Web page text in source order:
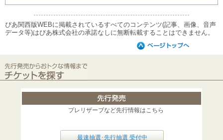
ぴあ関西版WEBに掲載されているすべてのコンテンツ(記事、画像、音声
データ等)はぴあ株式会社の承諾なしに無断転載することはできません。
プレリザーブなど先行情報はこちら
最速抽選･先行抽選 受付中